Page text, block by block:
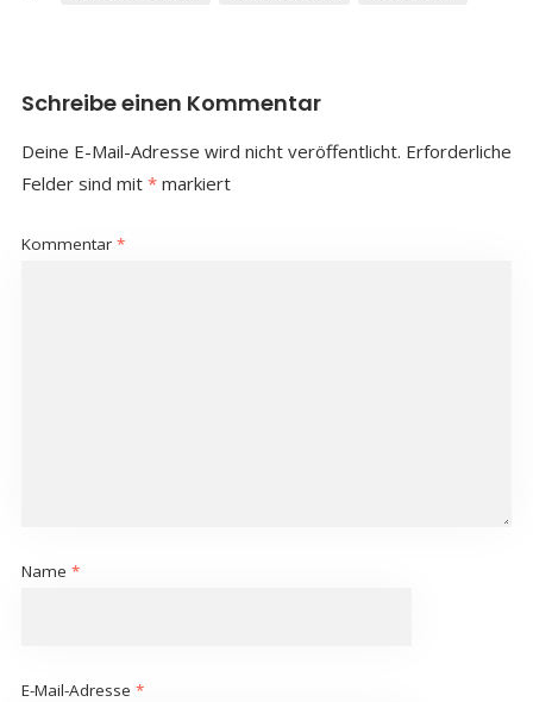
Schreibe einen Kommentar
Deine E-Mail-Adresse wird nicht veröffentlicht. Erforderliche
Felder sind mit *markiert
Kommentar *
Name *
E-Mail-Adresse *